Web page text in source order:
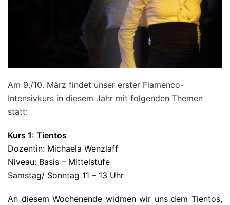
Am 9./10. März findet unser erster Flamenco-
Intensivkurs in diesem Jahr mit folgenden Themen
statt:
Kurs 1: Tientos
Dozentin: Michaela Wenzlaff
Niveau: Basis – Mittelstufe
Samstag/ Sonntag 11 – 13 Uhr
An diesem Wochenende widmen wir uns dem Tientos,